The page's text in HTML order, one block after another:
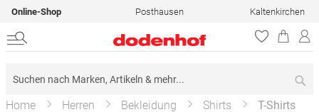
Online-Shop Posthausen Kaltenkirchen
Home Herren Bekleidung Shirts T-Shirts